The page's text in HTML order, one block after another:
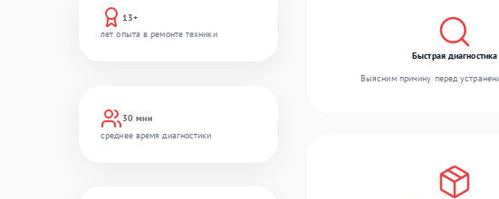
13+
лет опыта в ремонте техники
30 мин
среднее время диагностики
Быстрая диагностика
Выясним причину перед